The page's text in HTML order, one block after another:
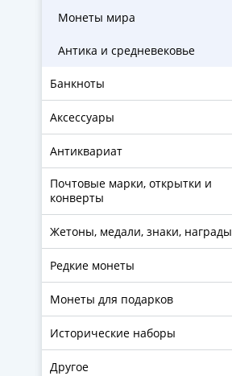
Монеты мира
Антика и средневековье
Банкноты
Аксессуары
Антиквариат
Почтовые марки, открытки и
конверты
Жетоны, медали, знаки, награды
Редкие монеты
Монеты для подарков
Исторические наборы
Другое